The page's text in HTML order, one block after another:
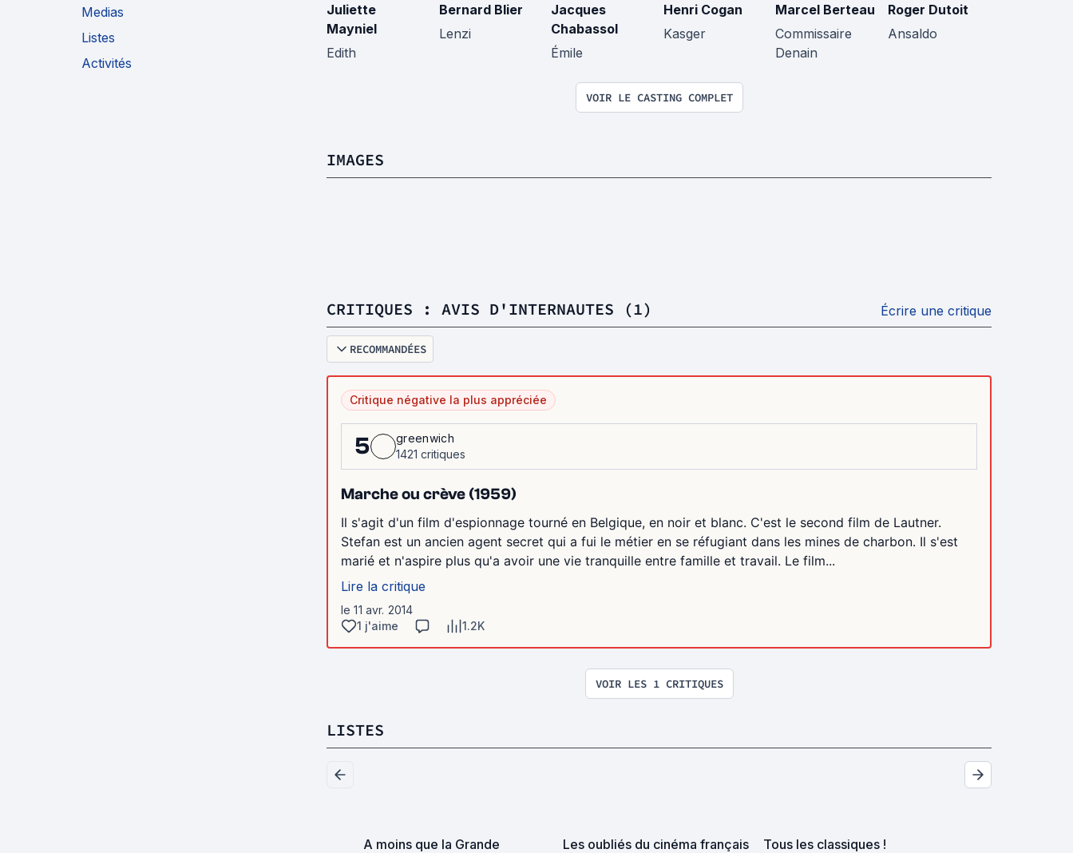
Medias
Listes
Activités
Juliette
Mayniel
Edith
Bernard Blier
Lenzi
Jacques
Chabassol
Émile
Henri Cogan
Kasger
Marcel Berteau
Commissaire
Denain
Roger Dutoit
Ansaldo
VOIR LE CASTING COMPLET
IMAGES
CRITIQUES : AVIS D'INTERNAUTES (1) Écrire une critique
RECOMMANDÉES
Critique négative la plus appréciée
5
greenwich
1421 critiques
Marche ou crève (1959)
Il s'agit d'un film d'espionnage tourné en Belgique, en noir et blanc. C'est le second film de Lautner.
Stefan est un ancien agent secret qui a fui le métier en se réfugiant dans les mines de charbon. Il s'est
marié et n'aspire plus qu'a avoir une vie tranquille entre famille et travail. Le film...
Lire la critique
le 11 avr. 2014
1 j'aime
1.2K
VOIR LES 1 CRITIQUES
LISTES
A moins que la Grande
Les oubliés du cinéma français
Tous les classiques !